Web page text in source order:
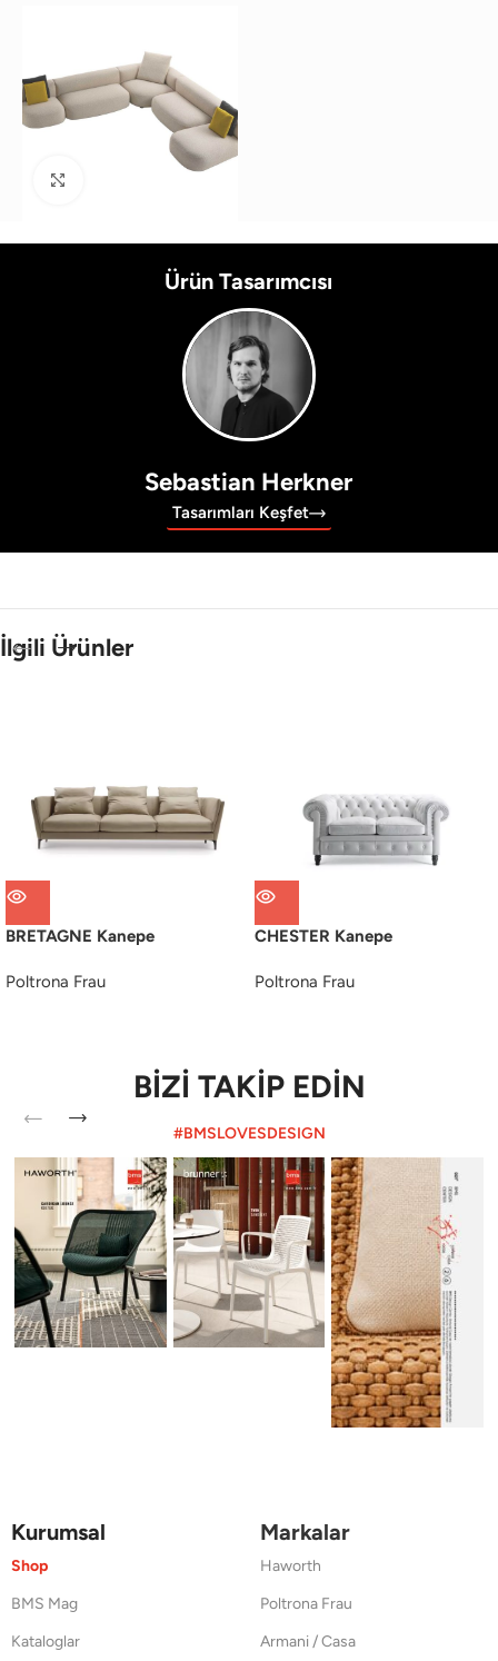
Ürün Tasarımcısı
Sebastian Herkner
Tasarımları Keşfet
İlgili Ürünler
BRETAGNE Kanepe
Poltrona Frau
CHESTER Kanepe
Poltrona Frau
BİZİ TAKİP EDİN
#BMSLOVESDESIGN
Kurumsal
Shop
BMS Mag
Kataloglar
Markalar
Haworth
Poltrona Frau
Armani / Casa